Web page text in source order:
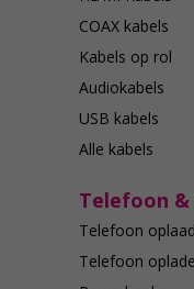
COAX kabels
Kabels op rol
Audiokabels
USB kabels
Alle kabels
Telefoon
Telefoon
Telefoon